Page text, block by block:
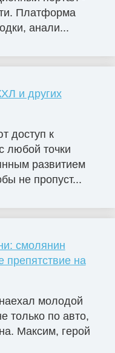
Платформа
анали...
и других
доступ к
любой точки
развитием
не пропуст...
смолянин
препятствие на
молодой
только по авто,
Максим, герой